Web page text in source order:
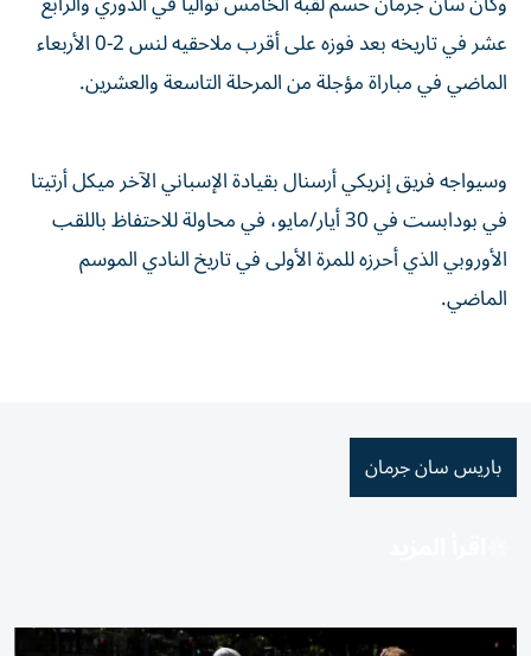
عشر في تاريخه بعد فوزه على أقرب ملاحقيه لنس 2-0 الأربعاء
الماضي في مباراة مؤجلة من المرحلة التاسعة والعشرين.
وسيواجه فريق إنريكي أرسنال بقيادة الإسباني الآخر ميكل أرتيتا
في بودابست في 30 أيار/مايو، في محاولة للاحتفاظ باللقب
الأوروبي الذي أحرزه للمرة الأولى في تاريخ النادي الموسم
الماضي.
باريس سان جرمان